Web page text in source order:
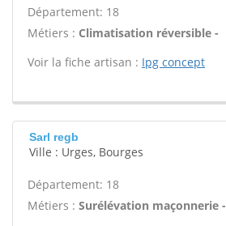
Département: 18
Métiers : Climatisation réversible -
Voir la fiche artisan : Ipg concept
Sarl regb
Ville : Urges, Bourges
Département: 18
Métiers : Surélévation maçonnerie -